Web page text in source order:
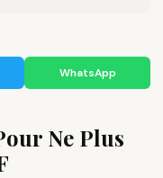
WhatsApp
Ne Plus